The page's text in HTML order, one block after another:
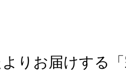
りお届けする